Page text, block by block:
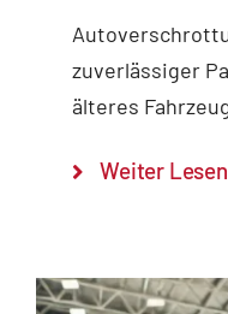
zuverlässiger
älteres
Weiter